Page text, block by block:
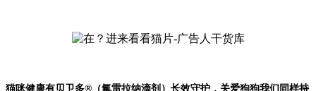
猫咪健康有贝卫多®（氟雷拉纳滴剂）长效守护，关爱狗狗我们同样持